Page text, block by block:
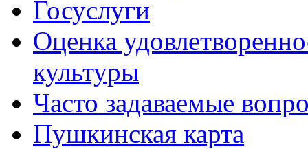
Госуслуги
Оценка
культуры
Часто задаваемые
Пушкинская карта